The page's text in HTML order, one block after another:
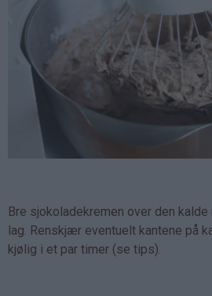
Bre sjokoladekremen over den
lag. Renskjær eventuelt kantene på
kjølig i et par timer (se tips).